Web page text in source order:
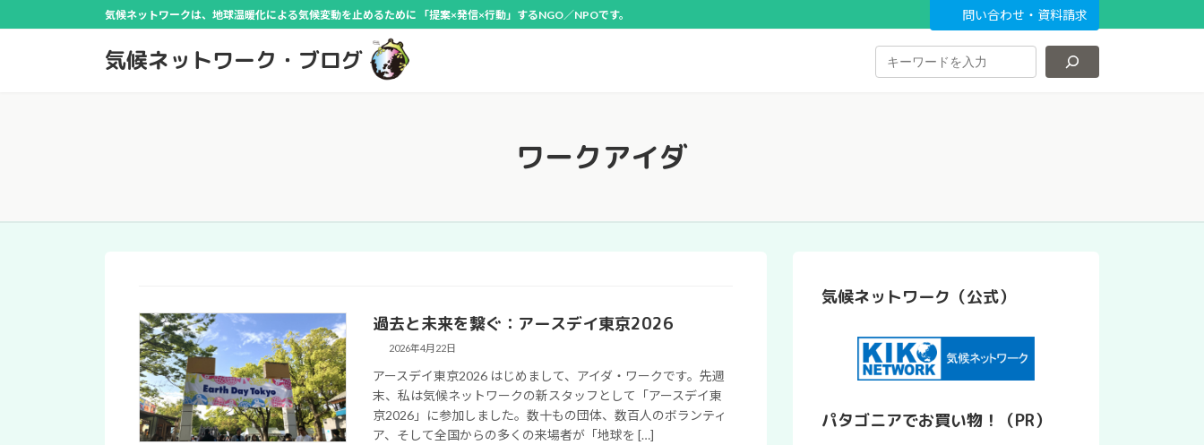
ン
ビ
気候ネットワークは、地球温暖化による気候変動を止めるために 「提案×発信×行動」するNGO／NPOです。 問い合わせ・資料請求
気候ネットワーク・ブログ
ワークアイダ
過去と未来を繋ぐ：アースデイ東京2026
2026年4月22日
アースデイ東京2026 はじめまして、アイダ・ワークです。先週
末、私は気候ネットワークの新スタッフとして「アースデイ東
京2026」に参加しました。数十もの団体、数百人のボランティ
ア、そして全国からの多くの来場者が「地球を […]
気候ネットワーク（公式）
パタゴニアでお買い物！（PR）